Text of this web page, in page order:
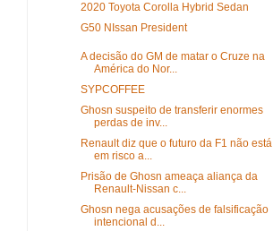
2020 Toyota Corolla Hybrid Sedan
G50 NIssan President
A decisão do GM de matar o Cruze na
América do Nor...
SYPCOFFEE
Ghosn suspeito de transferir enormes
perdas de inv...
Renault diz que o futuro da F1 não está
em risco a...
Prisão de Ghosn ameaça aliança da
Renault-Nissan c...
Ghosn nega acusações de falsificação
intencional d...